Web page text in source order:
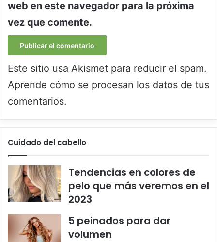
web en este navegador para la próxima
vez que comente.
Este sitio usa Akismet para reducir el spam.
Aprende cómo se procesan los datos de tus
comentarios.
Cuidado del cabello
Tendencias en colores de
pelo que más veremos en el
2023
5 peinados para dar
volumen